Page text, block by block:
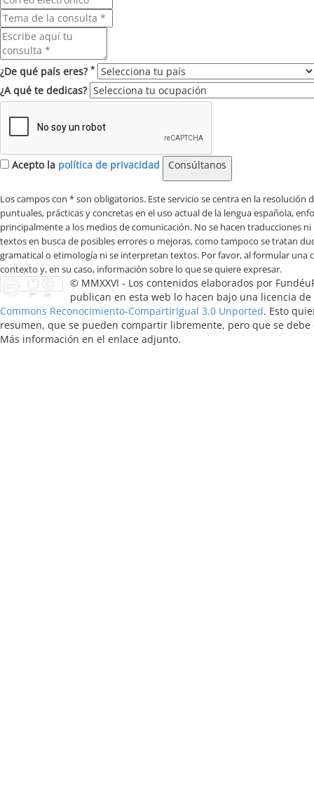
¿De qué país eres? *
¿A qué te dedicas?
Acepto la política de privacidad Consúltanos
Los campos con * son obligatorios
© MMXXVI - Los contenidos elaborados por
publican en esta web lo hacen bajo una licencia de
Commons Reconocimiento-CompartirIgual 3.0 Unported. Esto
resumen, que se pueden compartir libremente, pero que se
Más información en el enlace adjunto.